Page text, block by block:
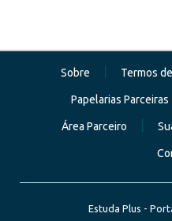
Sobre Termos
Papelarias Parceiras
Área Parceiro
Estuda Plus -